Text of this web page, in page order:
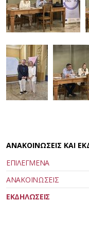
ΑΝΑΚΟΙΝΩΣΕΙΣ ΚΑΙ
ΕΠΙΛΕΓΜΕΝΑ
ΑΝΑΚΟΙΝΩΣΕΙΣ
ΕΚΔΗΛΩΣΕΙΣ